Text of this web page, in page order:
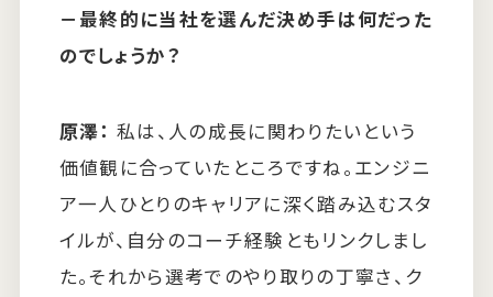
－ 最終的に当社を選んだ決め手は何だった
のでしょうか？
原澤： 私は、人の成長に関わりたいという
価値観に合っていたところですね。エンジニ
ア一人ひとりのキャリアに深く踏み込むスタ
イルが、自分のコーチ経験ともリンクしまし
た。それから選考でのやり取りの丁寧さ、ク